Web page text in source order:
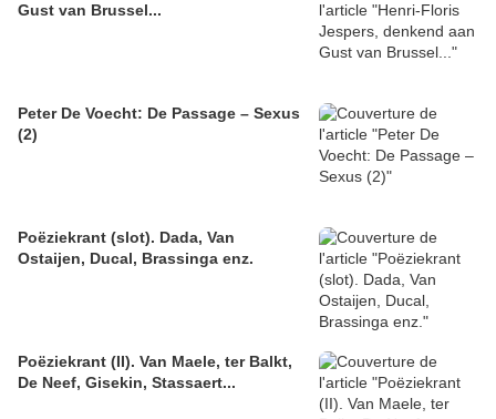
Gust van Brussel...
Peter De Voecht: De Passage – Sexus
(2)
Poëziekrant (slot). Dada, Van
Ostaijen, Ducal, Brassinga enz.
Poëziekrant (II). Van Maele, ter Balkt,
De Neef, Gisekin, Stassaert...